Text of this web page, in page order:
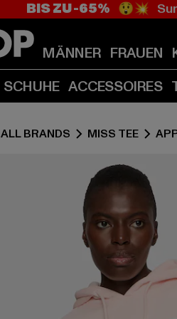
BIS ZU -65% 😲💥
MÄNNER FRAUEN
SCHUHE ACCESSOIRES
ALL BRANDS MISS TEE